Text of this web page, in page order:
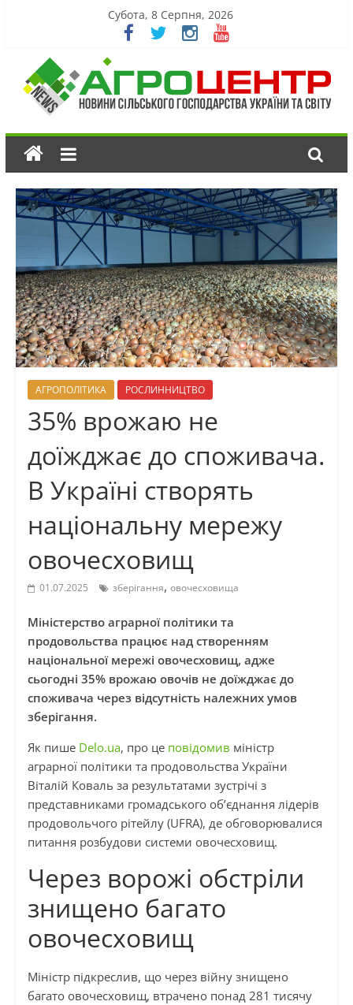
Субота, 8 Серпня, 2026
АГРОПОЛІТИКА РОСЛИННИЦТВО
35% врожаю не
доїжджає до споживача.
В Україні створять
національну мережу
овочесховищ
01.07.2025 зберігання, овочесховища
Міністерство аграрної політики та
продовольства працює над створенням
національної мережі овочесховищ, адже
сьогодні 35% врожаю овочів не доїжджає до
споживача через відсутність належних умов
зберігання.
Як пише Delo.ua, про це повідомив міністр
аграрної політики та продовольства України
Віталій Коваль за результатами зустрічі з
представниками громадського об’єднання лідерів
продовольчого рітейлу (UFRA), де обговорювалися
питання розбудови системи овочесховищ.
Через ворожі обстріли
знищено багато
овочесховищ
Міністр підкреслив, що через війну знищено
багато овочесховищ, втрачено понад 281 тисячу